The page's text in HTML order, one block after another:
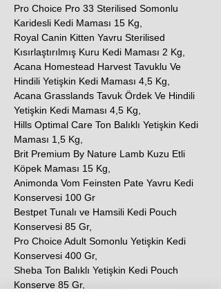
Pro Choice Pro 33 Sterilised Somonlu
Karidesli Kedi Maması 15 Kg,
Royal Canin Kitten Yavru Sterilised
Kısırlaştırılmış Kuru Kedi Maması 2 Kg,
Acana Homestead Harvest Tavuklu Ve
Hindili Yetişkin Kedi Maması 4,5 Kg,
Acana Grasslands Tavuk Ördek Ve Hindili
Yetişkin Kedi Maması 4,5 Kg,
Hills Optimal Care Ton Balıklı Yetişkin Kedi
Maması 1,5 Kg,
Brit Premium By Nature Lamb Kuzu Etli
Köpek Maması 15 Kg,
Animonda Vom Feinsten Pate Yavru Kedi
Konservesi 100 Gr
Bestpet Tunalı ve Hamsili Kedi Pouch
Konservesi 85 Gr,
Pro Choice Adult Somonlu Yetişkin Kedi
Konservesi 400 Gr,
Sheba Ton Balıklı Yetişkin Kedi Pouch
Konserve 85 Gr,